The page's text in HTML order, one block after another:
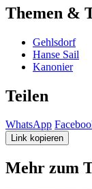
Themen &
Gehlsdorf
Hanse Sail
Kanonier
Teilen
WhatsApp
Link kopieren
Mehr zum